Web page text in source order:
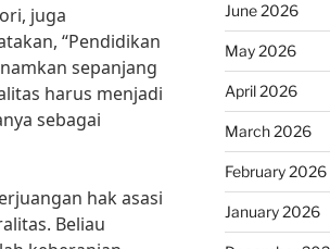
juga
“Pendidikan
sepanjang
harus menjadi
sebagai
hak asasi
Beliau
June 2026
May 2026
April 2026
March 2026
February 2026
January 2026